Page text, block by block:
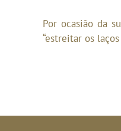
Por ocasião da
“estreitar os